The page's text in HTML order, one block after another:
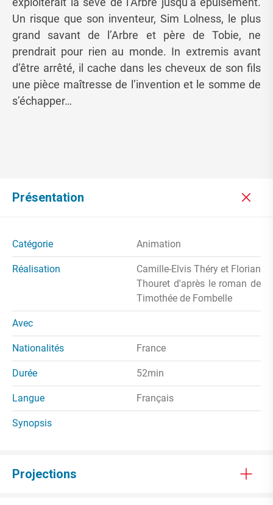
Un risque que son inventeur, Sim Lolness, le plus
grand savant de l’Arbre et père de Tobie, ne
prendrait pour rien au monde. In extremis avant
d’être arrêté, il cache dans les cheveux de son fils
une pièce maîtresse de l’invention et le somme de
s’échapper…
Présentation
Catégorie Animation
Réalisation
Camille-Elvis Théry et Florian
Thouret d'après le roman de
Timothée de Fombelle
Avec
Nationalités France
Durée 52min
Langue Français
Synopsis
Projections